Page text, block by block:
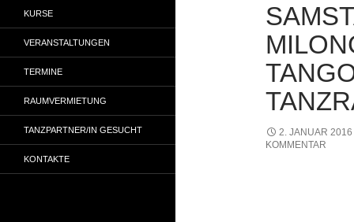
2. JANUAR 2016
KOMMENTAR
KURSE
VERANSTALTUNGEN
TERMINE
RAUMVERMIETUNG
TANZPARTNER/IN GESUCHT
KONTAKTE